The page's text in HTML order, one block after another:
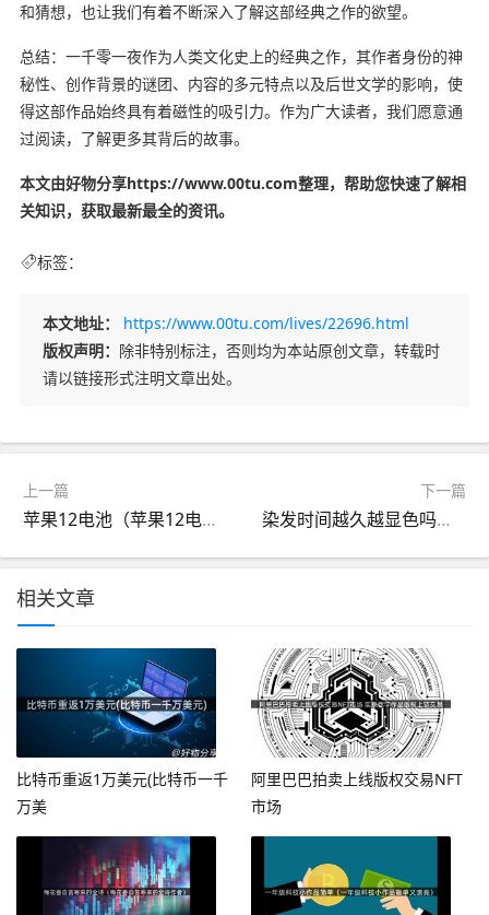
和猜想，也让我们有着不断深入了解这部经典之作的欲望。
总结：一千零一夜作为人类文化史上的经典之作，其作者身份的神
秘性、创作背景的谜团、内容的多元特点以及后世文学的影响，使
得这部作品始终具有着磁性的吸引力。作为广大读者，我们愿意通
过阅读，了解更多其背后的故事。
本文由好物分享https://www.00tu.com整理，帮助您快速了解相
关知识，获取最新最全的资讯。
标签：
本文地址：
https://www.00tu.com/lives/22696.html
版权声明： 除非特别标注，否则均为本站原创文章，转载时
请以链接形式注明文章出处。
上一篇
苹果12电池（苹果12电池原装多少钱）
下一篇
染发时间越久越显色吗（染发时间越长颜色越明显吗）
相关文章
比特币重返1万美元(比特币一千
万美
阿里巴巴拍卖上线版权交易NFT
市场